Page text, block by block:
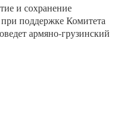
и сохранение
поддержке Комитета
армяно-грузинский